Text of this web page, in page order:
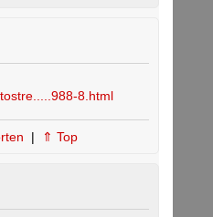
8.html
| ⇑ Top